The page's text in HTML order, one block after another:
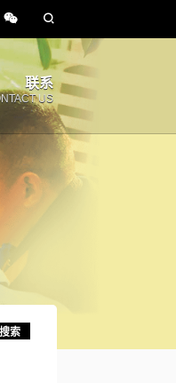
联系
US
 
搜索